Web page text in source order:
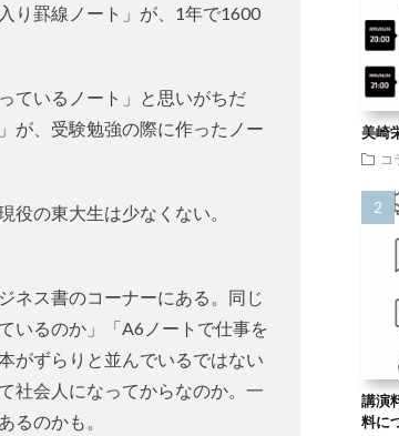
り罫線ノート」が、1年で1600
ているノート」と思いがちだ
が、受験勉強の際に作ったノー
の東大生は少なくない。
ネス書のコーナーにある。同じ
いるのか」「A6ノートで仕事を
がずらりと並んでいるではない
社会人になってからなのか。一
るのかも。
美崎
コ
講演
料に